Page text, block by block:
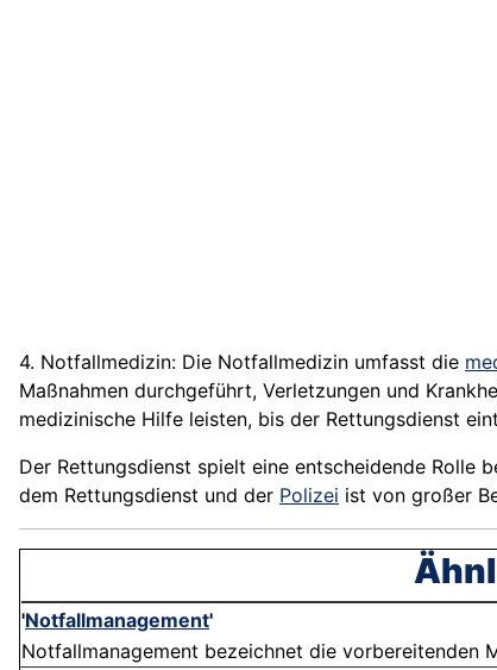
4. Notfallmedizin: Die Notfallmedizin umfasst die
Maßnahmen durchgeführt, Verletzungen und
medizinische Hilfe leisten, bis der Rettungsdienst
Der Rettungsdienst spielt eine entscheidende Rolle
dem Rettungsdienst und der Polizei ist von großer
'Notfallmanagement'
Notfallmanagement bezeichnet die vorbereitenden